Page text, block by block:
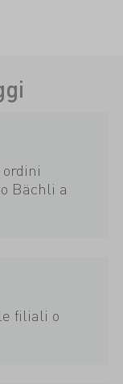
Bächli a
filiali o